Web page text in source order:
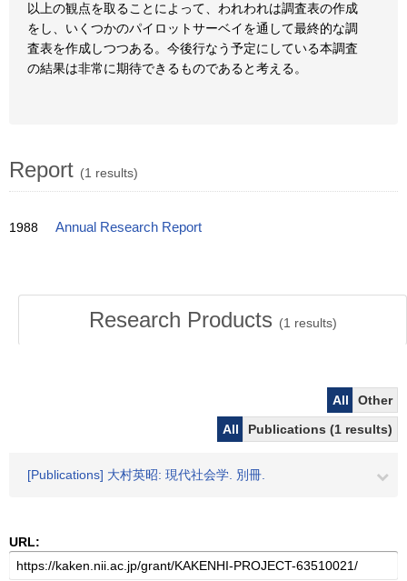
以上の観点を取ることによって、われわれは調査表の作成
をし、いくつかのパイロットサーベイを通して最終的な調
査表を作成しつつある。今後行なう予定にしている本調査
の結果は非常に期待できるものであると考える。
Report (1 results)
1988 Annual Research Report
Research Products (1 results)
All
Other
All
Publications (1 results)
[Publications] 大村英昭: 現代社会学. 別冊.
URL: